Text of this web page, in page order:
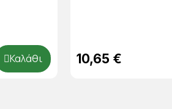
Καλάθι 10,65 €